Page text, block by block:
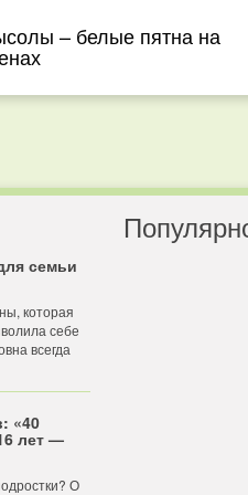
– белые пятна на
семьи
которая
себе
всегда
«40
лет —
О